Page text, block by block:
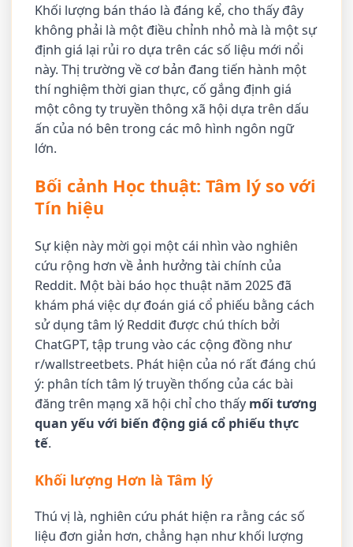
Khối lượng bán tháo là đáng kể, cho thấy đây
không phải là một điều chỉnh nhỏ mà là một sự
định giá lại rủi ro dựa trên các số liệu mới nổi
này. Thị trường về cơ bản đang tiến hành một
thí nghiệm thời gian thực, cố gắng định giá
một công ty truyền thông xã hội dựa trên dấu
ấn của nó bên trong các mô hình ngôn ngữ
lớn.
Bối cảnh Học thuật: Tâm lý so với
Tín hiệu
Sự kiện này mời gọi một cái nhìn vào nghiên
cứu rộng hơn về ảnh hưởng tài chính của
Reddit. Một bài báo học thuật năm 2025 đã
khám phá việc dự đoán giá cổ phiếu bằng cách
sử dụng tâm lý Reddit được chú thích bởi
ChatGPT, tập trung vào các cộng đồng như
r/wallstreetbets. Phát hiện của nó rất đáng chú
ý: phân tích tâm lý truyền thống của các bài
đăng trên mạng xã hội chỉ cho thấy mối tương
quan yếu với biến động giá cổ phiếu thực
tế.
Khối lượng Hơn là Tâm lý
Thú vị là, nghiên cứu phát hiện ra rằng các số
liệu đơn giản hơn, chẳng hạn như khối lượng